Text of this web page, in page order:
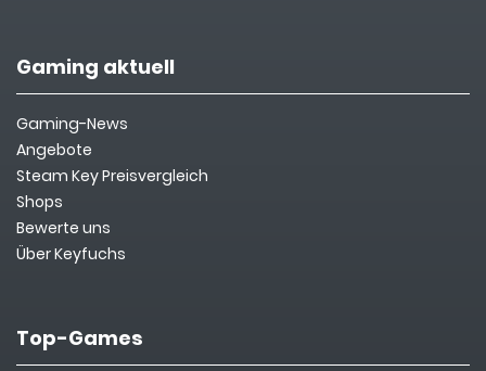
Gaming aktuell
Gaming-News
Angebote
Steam Key Preisvergleich
Shops
Bewerte uns
Über Keyfuchs
Top-Games